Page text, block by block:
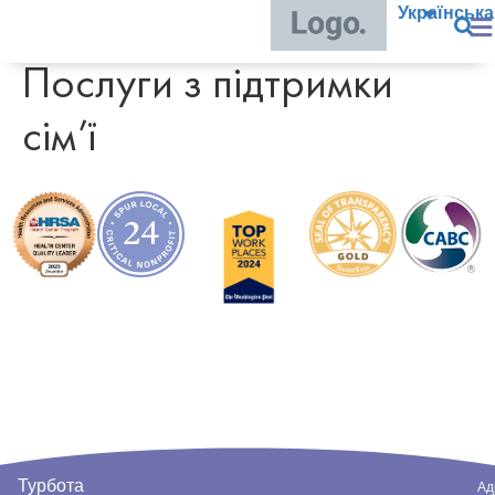
Українська
Послуги з підтримки
сім’ї
Турбота